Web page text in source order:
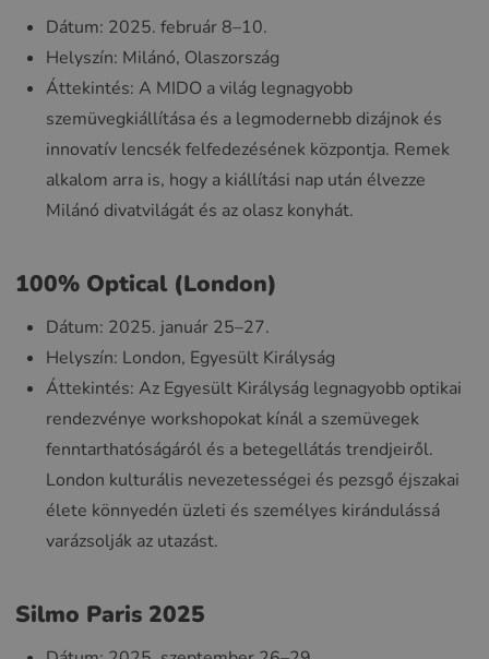
Dátum: 2025. február 8–10.
Helyszín: Milánó, Olaszország
Áttekintés: A MIDO a világ legnagyobb
szemüvegkiállítása és a legmodernebb dizájnok és
innovatív lencsék felfedezésének központja. Remek
alkalom arra is, hogy a kiállítási nap után élvezze
Milánó divatvilágát és az olasz konyhát.
100% Optical (London)
Dátum: 2025. január 25–27.
Helyszín: London, Egyesült Királyság
Áttekintés: Az Egyesült Királyság legnagyobb optikai
rendezvénye workshopokat kínál a szemüvegek
fenntarthatóságáról és a betegellátás trendjeiről.
London kulturális nevezetességei és pezsgő éjszakai
élete könnyedén üzleti és személyes kirándulássá
varázsolják az utazást.
Silmo Paris 2025